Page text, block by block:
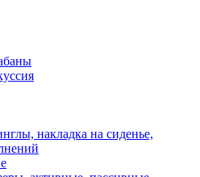
накладка на сиденье,